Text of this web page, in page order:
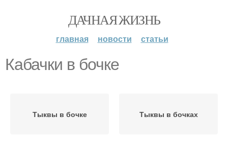
ДАЧНАЯ ЖИЗНЬ
главная новости статьи
Кабачки в бочке
Тыквы в бочке Тыквы в бочках